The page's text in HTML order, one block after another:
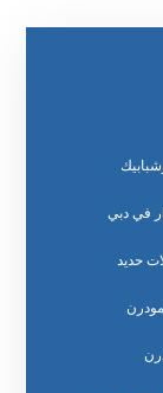
في دبي
حديد